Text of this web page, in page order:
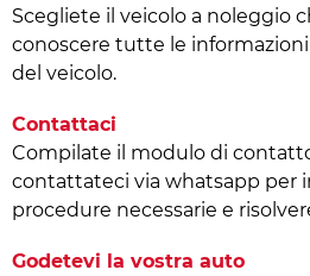
Scegliete il veicolo a noleggio
conoscere tutte le
del veicolo.
Contattaci
Compilate il modulo di
contattateci via whatsapp per
procedure necessarie e
Godetevi la vostra auto